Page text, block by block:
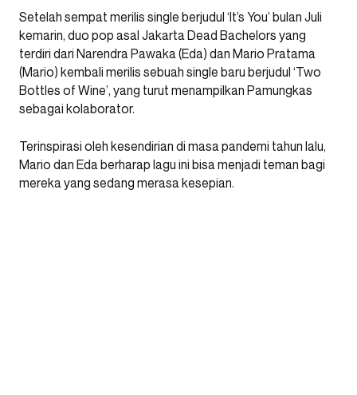
Setelah sempat merilis single berjudul ‘It’s You’ bulan Juli
kemarin, duo pop asal Jakarta Dead Bachelors yang
terdiri dari Narendra Pawaka (Eda) dan Mario Pratama
(Mario) kembali merilis sebuah single baru berjudul ‘Two
Bottles of Wine’, yang turut menampilkan Pamungkas
sebagai kolaborator.
Terinspirasi oleh kesendirian di masa pandemi tahun lalu,
Mario dan Eda berharap lagu ini bisa menjadi teman bagi
mereka yang sedang merasa kesepian.